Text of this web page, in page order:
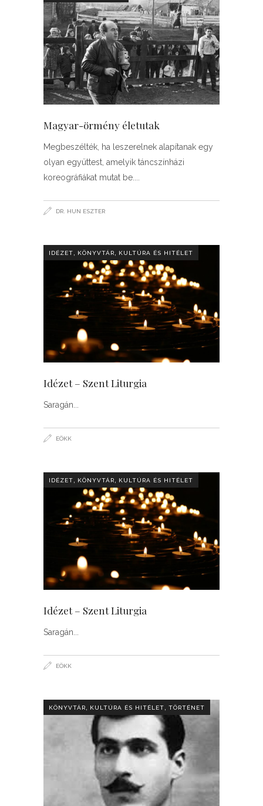
Magyar-örmény életutak
Megbeszélték, ha leszerelnek alapítanak egy
olyan együttest, amelyik táncszínházi
koreográfiákat mutat be.
DR. HUN ESZTER
IDÉZET KÖNYVTÁR KULTÚRA ÉS HITÉLET
Idézet – Szent Liturgia
Saragán
EÖKK
IDÉZET KÖNYVTÁR KULTÚRA ÉS HITÉLET
Idézet – Szent Liturgia
Saragán
EÖKK
KÖNYVTÁR KULTÚRA ÉS HITÉLET TÖRTÉNET